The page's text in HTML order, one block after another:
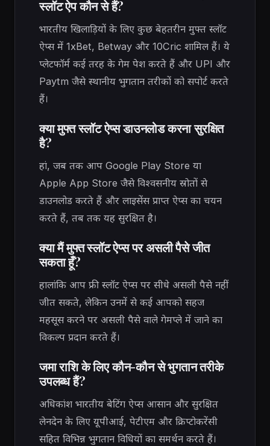
स्लॉट ऐप कौन से हैं?
भारतीय खिलाड़ियों के लिए कुछ बेहतरीन मुफ्त स्लॉट
ऐप्स में 1xBet, Betway और 10Cric शामिल हैं। ये
प्लेटफॉर्म कई तरह के गेम पेश करते हैं और UPI और
Paytm जैसे स्थानीय भुगतान तरीकों को सपोर्ट करते
हैं।
क्या मुफ्त स्लॉट ऐप्स डाउनलोड करना सुरक्षित
है?
हां, जब तक आप Google Play Store या
Apple App Store जैसे विश्वसनीय स्रोतों से
डाउनलोड करते हैं और लाइसेंस प्राप्त ऐप्स का चयन
करते हैं, तब तक यह सुरक्षित है।
क्या मैं मुफ्त स्लॉट ऐप्स पर असली पैसे जीत
सकता हूँ?
हालांकि आप फ्री स्लॉट ऐप्स पर सीधे असली पैसे नहीं
जीत सकते, लेकिन उनमें से कई आपको सहज
महसूस करने पर असली पैसे वाले गेमप्ले में जाने का
विकल्प प्रदान करते हैं।
जमा राशि के लिए कौन-कौन से भुगतान तरीके
उपलब्ध हैं?
अधिकांश भारतीय बेटिंग ऐप्स आसान और सुरक्षित
लेनदेन के लिए यूपीआई, पेटीएम और क्रिप्टोकरेंसी
सहित विभिन्न भुगतान विधियों का समर्थन करते हैं।